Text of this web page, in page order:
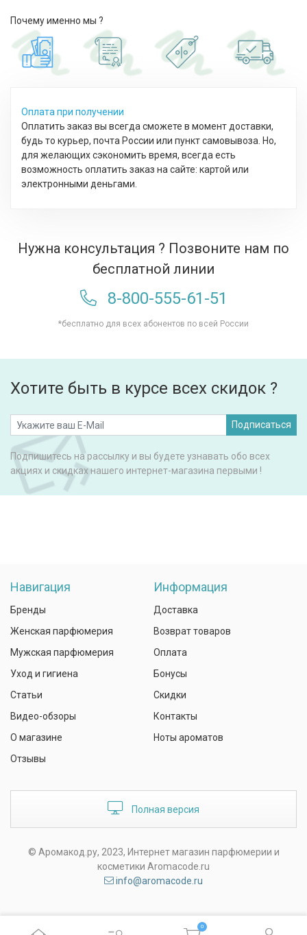
Почему именно мы ?
Оплата при получении
Оплатить заказ вы всегда сможете в момент доставки,
будь то курьер, почта России или пункт самовывоза. Но,
для желающих сэкономить время, всегда есть
возможность оплатить заказ на сайте: картой или
электронными деньгами.
Нужна консультация ? Позвоните нам по
бесплатной линии
8-800-555-61-51
*бесплатно для всех абонентов по всей России
Хотите быть в курсе всех скидок ?
Подписаться
Подпишитесь на рассылку и вы будете узнавать обо всех
акциях и скидках нашего интернет-магазина первыми !
Навигация
Бренды
Женская парфюмерия
Мужская парфюмерия
Уход и гигиена
Статьи
Видео-обзоры
О магазине
Отзывы
Информация
Доставка
Возврат товаров
Оплата
Бонусы
Скидки
Контакты
Ноты ароматов
Полная версия
© Аромакод.ру, 2023, Интернет магазин парфюмерии и
косметики Aromacode.ru
info@aromacode.ru
0